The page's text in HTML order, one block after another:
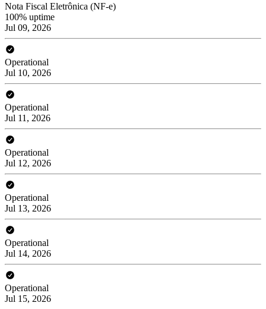
Nota Fiscal Eletrônica (NF-e)
100% uptime
Jul 09, 2026
Operational
Jul 10, 2026
Operational
Jul 11, 2026
Operational
Jul 12, 2026
Operational
Jul 13, 2026
Operational
Jul 14, 2026
Operational
Jul 15, 2026